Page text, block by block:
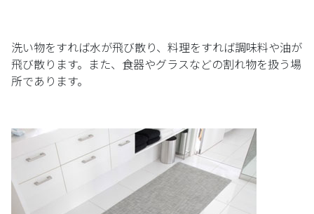
洗い物をすれば水が飛び散り、料理をすれば調味料や油が
飛び散ります。また、食器やグラスなどの割れ物を扱う場
所であります。